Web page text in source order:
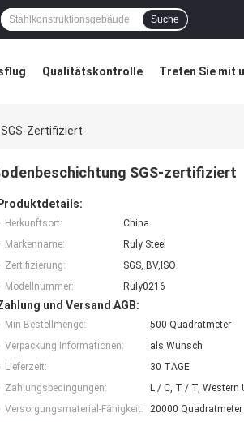
Suche
Qualitätskontrolle Treten Sie mit
Zertifiziert
SGS-zertifiziert
Produktdetails:
Herkunftsort:
China
Markenname:
Ruly Steel
Zertifizierung:
SGS, BV,ISO
Modellnummer:
Ruly0216
und Versand AGB:
Min Bestellmenge:
500 Quadratmeter
Verpackung Informationen:
als Wunsch
Lieferzeit:
30 TAGE
Zahlungsbedingungen:
L / C, T / T, Western
Versorgungsmaterial-Fähigkeit:
20000